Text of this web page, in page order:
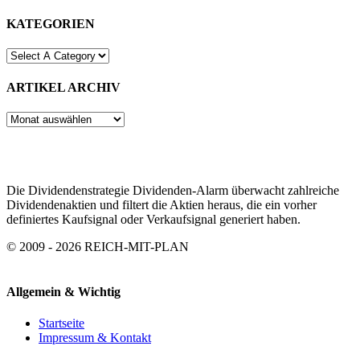
KATEGORIEN
ARTIKEL ARCHIV
ARTIKEL
Die Dividendenstrategie Dividenden-Alarm überwacht zahlreiche
Dividendenaktien und filtert die Aktien heraus, die ein vorher
definiertes Kaufsignal oder Verkaufsignal generiert haben.
© 2009 - 2026 REICH-MIT-PLAN
Allgemein & Wichtig
Startseite
Impressum & Kontakt